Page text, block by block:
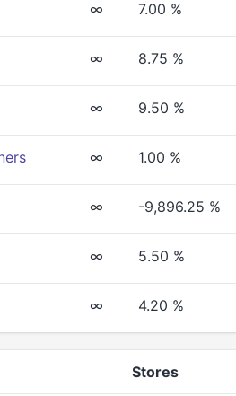
∞ 7.00 %
∞ 8.75 %
∞ 9.50 %
∞ 1.00 %
∞ -9,896.25 %
∞ 5.50 %
∞ 4.20 %
Stores